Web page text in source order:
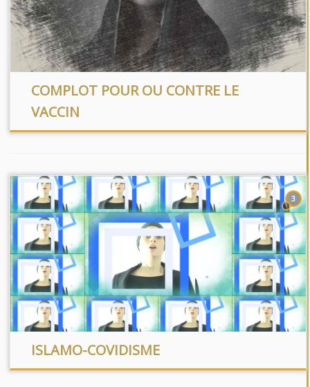
COMPLOT POUR OU CONTRE LE
VACCIN
3
ISLAMO-COVIDISME